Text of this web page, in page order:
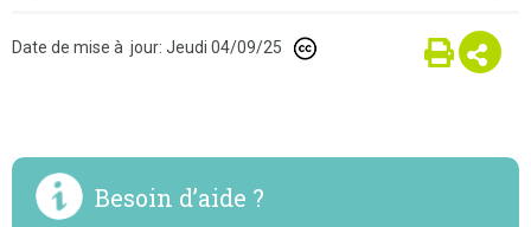
Date de mise à jour: Jeudi 04/09/25
Besoin d’aide ?